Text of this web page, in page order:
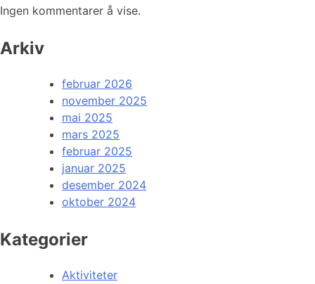
Ingen kommentarer å vise.
Arkiv
februar 2026
november 2025
mai 2025
mars 2025
februar 2025
januar 2025
desember 2024
oktober 2024
Kategorier
Aktiviteter